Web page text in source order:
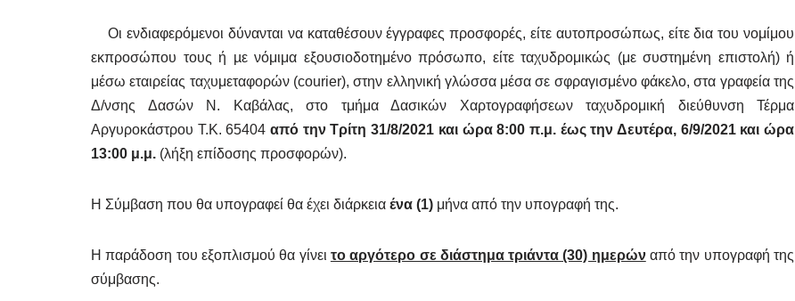
Οι ενδιαφερόμενοι δύνανται να καταθέσουν έγγραφες προσφορές, είτε αυτοπροσώπως, είτε δια του νομίμου
εκπροσώπου τους ή µε νόμιμα εξουσιοδοτημένο πρόσωπο, είτε ταχυδρομικώς (με συστημένη επιστολή) ή
μέσω εταιρείας ταχυμεταφορών (courier), στην ελληνική γλώσσα μέσα σε σφραγισμένο φάκελο, στα γραφεία της
Δ/νσης Δασών Ν. Καβάλας, στο τμήμα Δασικών Χαρτογραφήσεων ταχυδρομική διεύθυνση Τέρμα
Αργυροκάστρου Τ.Κ. 65404 από την Τρίτη 31/8/2021 και ώρα 8:00 π.μ. έως την Δευτέρα, 6/9/2021 και ώρα
13:00 μ.μ. (λήξη επίδοσης προσφορών).
Η Σύμβαση που θα υπογραφεί θα έχει διάρκεια ένα (1) μήνα από την υπογραφή της.
Η παράδοση του εξοπλισμού θα γίνει το αργότερο σε διάστημα τριάντα (30) ημερώναπό την υπογραφή της
σύμβασης.